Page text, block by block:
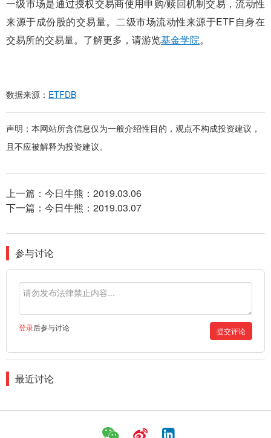
一级市场是通过授权交易商使用申购/赎回机制交易，流动性
来源于成份股的交易量。二级市场流动性来源于ETF自身在
交易所的交易量。了解更多，请游览基金学院。
数据来源： ETFDB
声明：本网站所含信息仅为一般介绍性目的，观点不构成投资建议，
且不应被解释为投资建议。
上一篇： 今日牛熊：2019.03.06
下一篇： 今日牛熊：2019.03.07
参与讨论
登录后参与讨论 提交评论
最近讨论